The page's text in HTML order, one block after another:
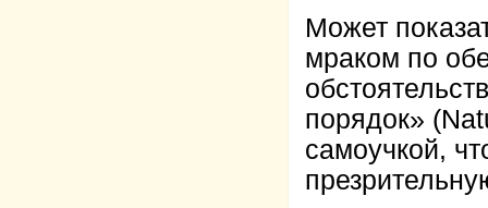
Может
мраком по
порядок»
самоучкой,